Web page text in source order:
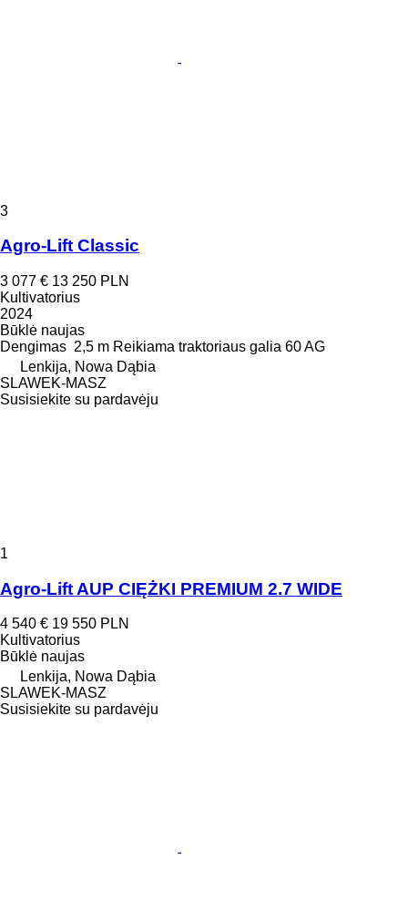
3
Agro-Lift Classic
3 077 € 13 250 PLN
Kultivatorius
2024
Būklė naujas
Dengimas 2,5 m Reikiama traktoriaus galia 60 AG
Lenkija, Nowa Dąbia
SLAWEK-MASZ
Susisiekite su pardavėju
1
Agro-Lift AUP CIĘŻKI PREMIUM 2.7 WIDE
4 540 € 19 550 PLN
Kultivatorius
Būklė naujas
Lenkija, Nowa Dąbia
SLAWEK-MASZ
Susisiekite su pardavėju